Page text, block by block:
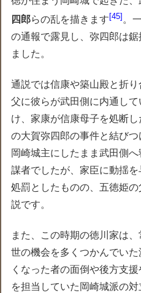
四郎らの乱を描きます 45 。
の通報で露見し、弥四郎は
ました。
通説では信康や築山殿と折り
父に彼らが武田側に内通し
け、家康が信康母子を処断
の大賀弥四郎の事件と結び
岡崎城主にしたまま武田側
謀者でしたが、家臣に動揺
処罰としたものの、五徳姫
説です。
また、この時期の徳川家は
世の機会を多くつかんでい
くなった者の面倒や後方支
を担当していた岡崎城派の